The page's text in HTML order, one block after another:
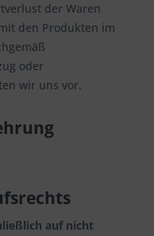
der Waren
den Produkten im
oder
wir uns vor.
auf nicht